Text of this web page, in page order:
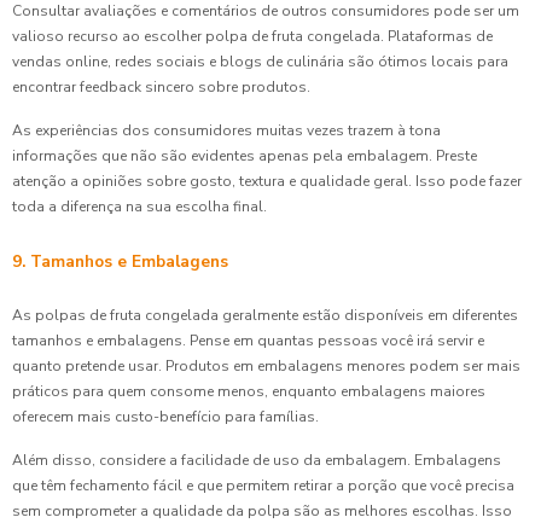
Consultar avaliações e comentários de outros consumidores pode ser um
valioso recurso ao escolher polpa de fruta congelada. Plataformas de
vendas online, redes sociais e blogs de culinária são ótimos locais para
encontrar feedback sincero sobre produtos.
As experiências dos consumidores muitas vezes trazem à tona
informações que não são evidentes apenas pela embalagem. Preste
atenção a opiniões sobre gosto, textura e qualidade geral. Isso pode fazer
toda a diferença na sua escolha final.
9. Tamanhos e Embalagens
As polpas de fruta congelada geralmente estão disponíveis em diferentes
tamanhos e embalagens. Pense em quantas pessoas você irá servir e
quanto pretende usar. Produtos em embalagens menores podem ser mais
práticos para quem consome menos, enquanto embalagens maiores
oferecem mais custo-benefício para famílias.
Além disso, considere a facilidade de uso da embalagem. Embalagens
que têm fechamento fácil e que permitem retirar a porção que você precisa
sem comprometer a qualidade da polpa são as melhores escolhas. Isso